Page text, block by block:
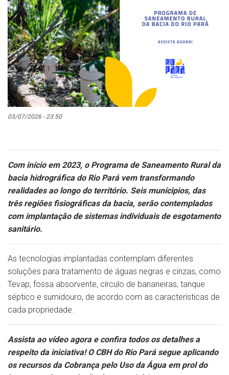
03/07/2026 - 23:50
Com início em 2023, o Programa de Saneamento Rural da
bacia hidrográfica do Rio Pará vem transformando
realidades ao longo do território. Seis munícipios, das
três regiões fisiográficas da bacia, serão contemplados
com implantação de sistemas individuais de esgotamento
sanitário.
As tecnologias implantadas contemplam diferentes
soluções para tratamento de águas negras e cinzas, como
Tevap, fossa absorvente, círculo de bananeiras, tanque
séptico e sumidouro, de acordo com as características de
cada propriedade.
Assista ao vídeo agora e confira todos os detalhes a
respeito da iniciativa! O CBH do Rio Pará segue aplicando
os recursos da Cobrança pelo Uso da Água em prol do